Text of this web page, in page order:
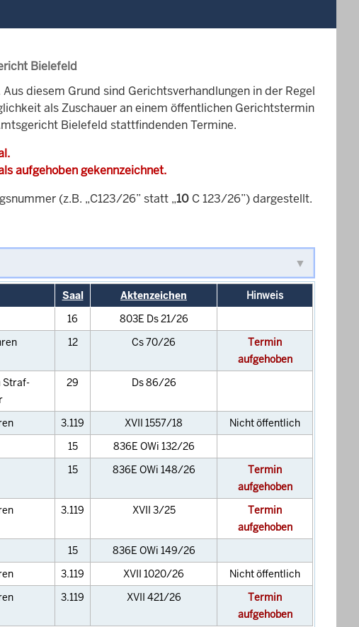
Bielefeld
diesem Grund sind Gerichtsverhandlungen in der Regel
als Zuschauer an einem öffentlichen Gerichtstermin
Bielefeld stattfindenden Termine.
aufgehoben gekennzeichnet.
(z.B. „C123/26” statt „10 C 123/26”) dargestellt.
Saal Aktenzeichen
Hinweis
16
803E Ds 21/26
12 Cs 70/26
Termin
aufgehoben
Straf-
29 Ds 86/26
3.119 XVII 1557/18
Nicht öffentlich
15
836E OWi 132/26
15 836E OWi 148/26
Termin
aufgehoben
3.119 XVII 3/25
Termin
aufgehoben
15
836E OWi 149/26
3.119 XVII 1020/26
Nicht öffentlich
3.119 XVII 421/26
Termin
aufgehoben